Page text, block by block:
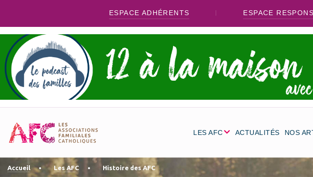
ESPACE ADHÉRENTS ESPACE
LES AFC ACTUALITÉS NOS
Accueil Les AFC Histoire des AFC